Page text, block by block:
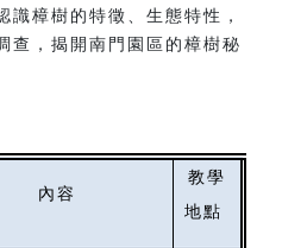
識樟樹的特徵、生態特性，
查，揭開南門園區的樟樹秘
內容
教學
地點